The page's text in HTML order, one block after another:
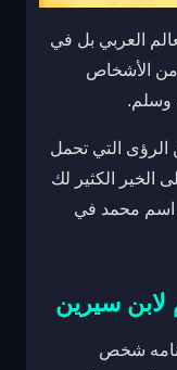
العربي بل في
من الأشخاص
وسلم.
التي تحمل
الخير الكثير لك
اسم محمد في
سيرين
شخص